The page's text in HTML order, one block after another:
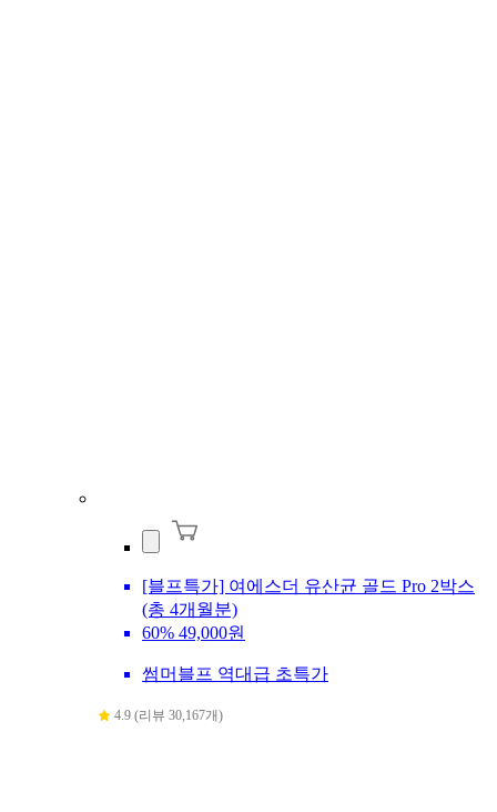
[블프특가] 여에스더 유산균 골드 Pro 2박스
(총 4개월분)
60% 49,000원
썸머블프 역대급 초특가
4.9 (리뷰 30,167개)